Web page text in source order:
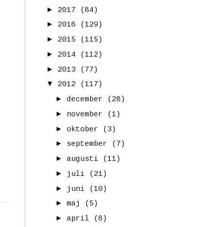
► 2017
(84)
► 2016
(129)
► 2015
(115)
► 2014
(112)
► 2013
(77)
▼
2012
(117)
► december
(28)
► november
(1)
► oktober
(3)
► september
(7)
► augusti
(11)
► juli
(21)
► juni
(10)
► maj
(5)
► april
(8)